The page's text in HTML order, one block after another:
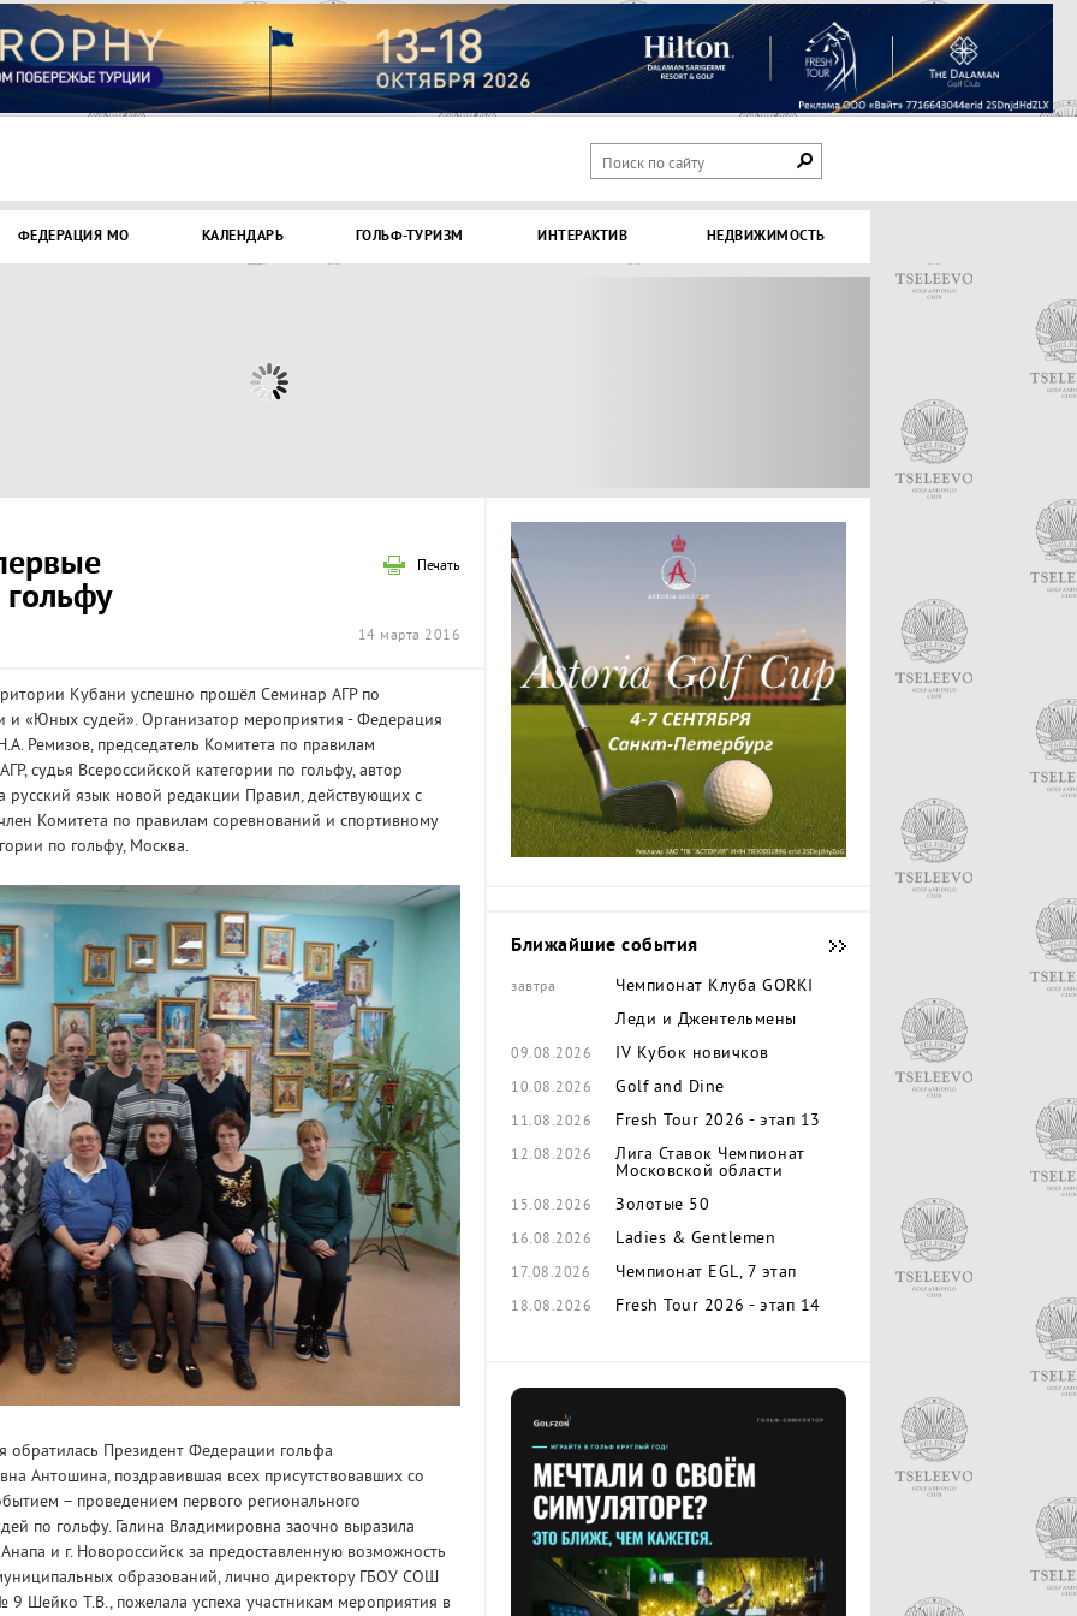
ФЕДЕРАЦИЯ МО КАЛЕНДАРЬ ГОЛЬФ-ТУРИЗМ ИНТЕРАКТИВ НЕДВИЖИМОСТЬ
Печать
14 марта 2016
Кубани успешно прошёл Семинар АГР по
и «Юных судей». Организатор мероприятия - Федерация
Ремизов, председатель Комитета по правилам
судья Всероссийской категории по гольфу, автор
язык новой редакции Правил, действующих с
Комитета по правилам соревнований и спортивному
по гольфу, Москва.
обратилась Президент Федерации гольфа
Антошина, поздравившая всех присутствовавших со
– проведением первого регионального
по гольфу. Галина Владимировна заочно выразила
и г. Новороссийск за предоставленную возможность
образований, лично директору ГБОУ СОШ
Т.В., пожелала успеха участникам мероприятия в
Ближайшие события
завтра
Чемпионат Клуба GORKI
Леди и Джентельмены
09.08.2026 IV Кубок новичков
10.08.2026 Golf and Dine
11.08.2026 Fresh Tour 2026 - этап 13
12.08.2026
Лига Ставок Чемпионат
Московской области
15.08.2026 Золотые 50
16.08.2026 Ladies & Gentlemen
17.08.2026 Чемпионат EGL, 7 этап
18.08.2026 Fresh Tour 2026 - этап 14